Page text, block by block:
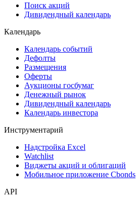
Поиск акций
Дивидендный календарь
Календарь
Календарь событий
Дефолты
Размещения
Оферты
Аукционы госбумаг
Денежный рынок
Дивидендный календарь
Календарь инвестора
Инструментарий
Надстройка Excel
Watchlist
Виджеты акций и облигаций
Мобильное приложение Cbonds
API